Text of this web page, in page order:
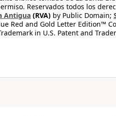
Reservados todos los
Antigua (RVA) by Public Domain;
Red and Gold Letter Edition™
in U.S. Patent and